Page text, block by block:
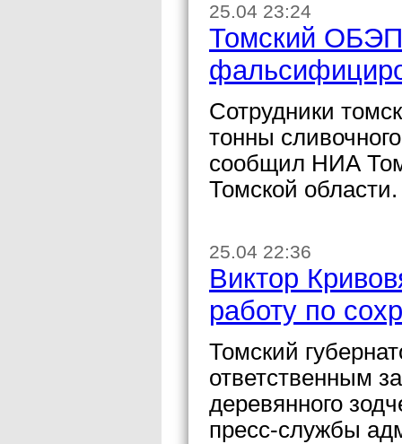
25.04 23:24
Томский ОБЭП
Сотрудники
тонны
сообщил НИА
Томской области.
25.04 22:36
Виктор
работу по
Томский
ответственным
деревянного
пресс-службы